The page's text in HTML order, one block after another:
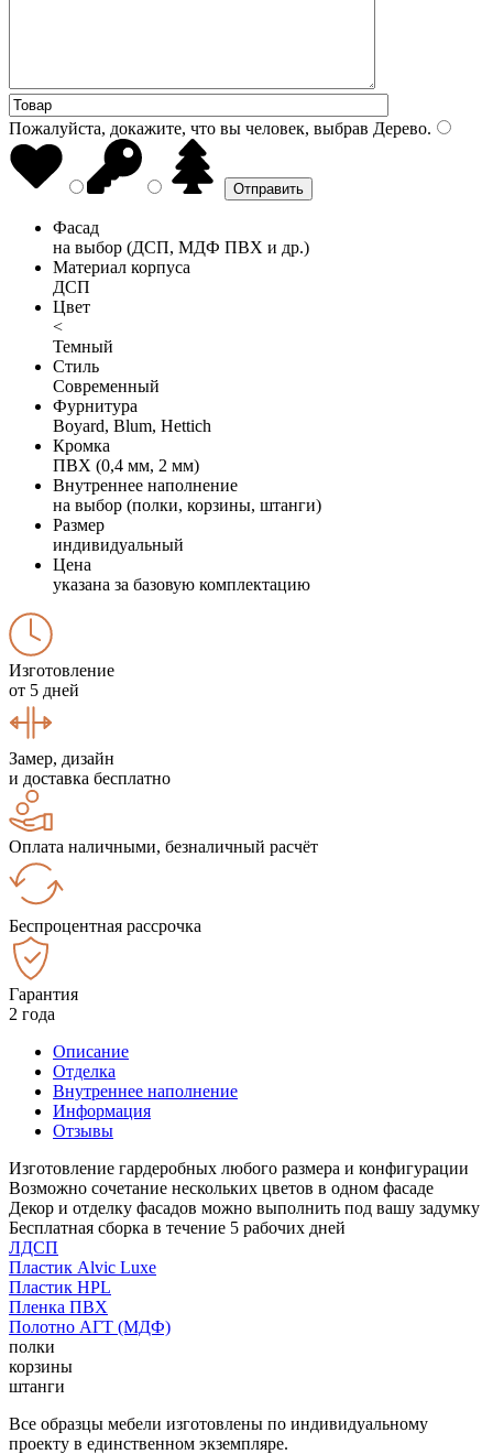
Пожалуйста, докажите, что вы человек, выбрав Дерево.
Фасад
на выбор (ДСП, МДФ ПВХ и др.)
Материал корпуса
ДСП
Цвет
<
Темный
Стиль
Современный
Фурнитура
Boyard, Blum, Hettich
Кромка
ПВХ (0,4 мм, 2 мм)
Внутреннее наполнение
на выбор (полки, корзины, штанги)
Размер
индивидуальный
Цена
указана за базовую комплектацию
Изготовление
от 5 дней
Замер, дизайн
и доставка бесплатно
Оплата наличными, безналичный расчёт
Беспроцентная рассрочка
Гарантия
2 года
Описание
Отделка
Внутреннее наполнение
Информация
Отзывы
Изготовление гардеробных любого размера и конфигурации
Возможно сочетание нескольких цветов в одном фасаде
Декор и отделку фасадов можно выполнить под вашу задумку
Бесплатная сборка в течение 5 рабочих дней
ЛДСП
Пластик Alvic Luxe
Пластик HPL
Пленка ПВХ
Полотно АГТ (МДФ)
полки
корзины
штанги
Все образцы мебели изготовлены по индивидуальному
проекту в единственном экземпляре.